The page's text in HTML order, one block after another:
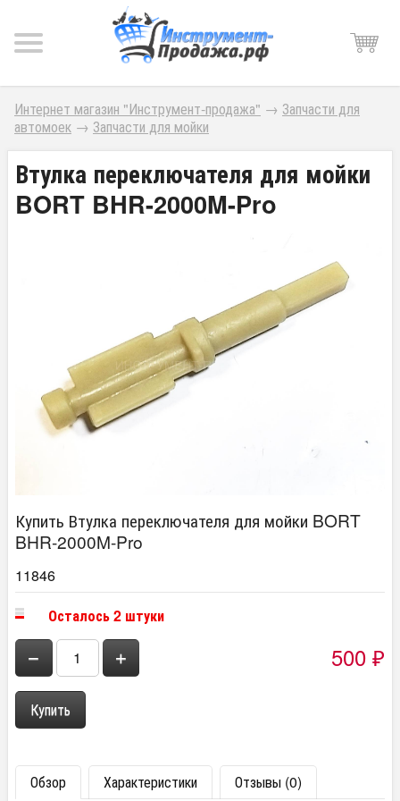
Интернет магазин "Инструмент-продажа" → Запчасти для
автомоек → Запчасти для мойки
Втулка переключателя для мойки
BORT BHR-2000M-Pro
Купить Втулка переключателя для мойки BORT
BHR-2000M-Pro
11846
Осталось 2 штуки
− + 500 ₽
Обзор Характеристики Отзывы (0)